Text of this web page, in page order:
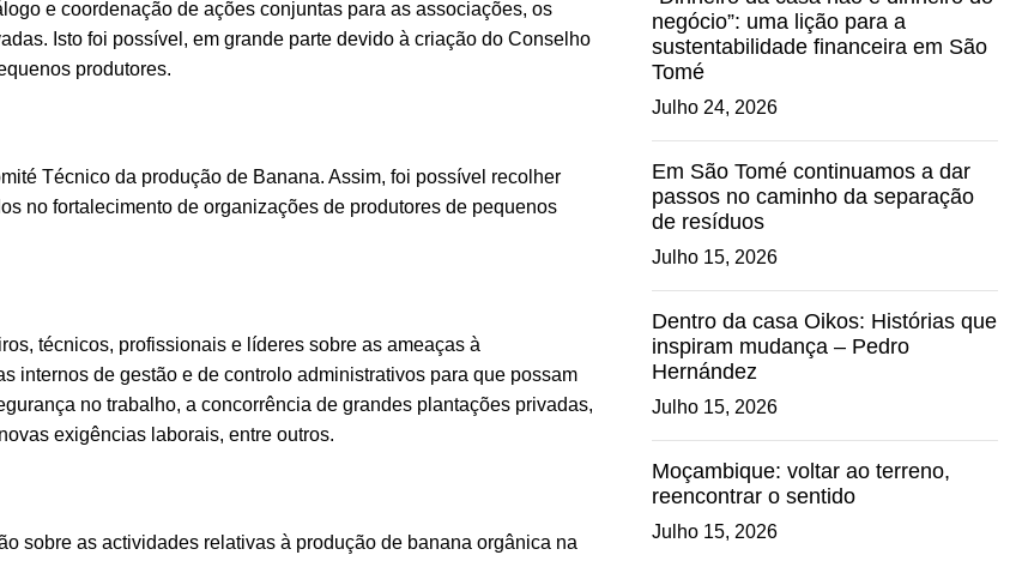
e coordenação de ações conjuntas para as associações, os
Isto foi possível, em grande parte devido à criação do Conselho
produtores.
Técnico da produção de Banana. Assim, foi possível recolher
no fortalecimento de organizações de produtores de pequenos
técnicos, profissionais e líderes sobre as ameaças à
internos de gestão e de controlo administrativos para que possam
no trabalho, a concorrência de grandes plantações privadas,
exigências laborais, entre outros.
sobre as actividades relativas à produção de banana orgânica na
negócio”: uma lição para a
sustentabilidade financeira em São
Tomé
Julho 24, 2026
Em São Tomé continuamos a dar
passos no caminho da separação
de resíduos
Julho 15, 2026
Dentro da casa Oikos: Histórias que
inspiram mudança – Pedro
Hernández
Julho 15, 2026
Moçambique: voltar ao terreno,
reencontrar o sentido
Julho 15, 2026